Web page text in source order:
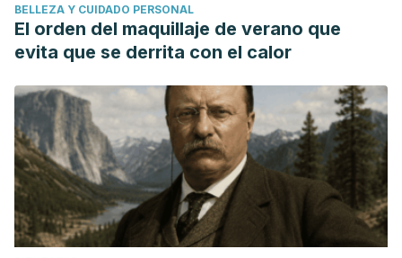
BELLEZA Y CUIDADO PERSONAL
El orden del maquillaje de verano que
evita que se derrita con el calor